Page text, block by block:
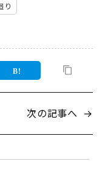
り
次の記事へ →